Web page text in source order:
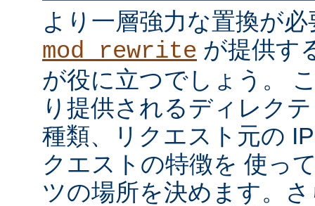
より一層強力な置換が
mod_rewrite が提供す
が役に立つでしょう。
り提供されるディレク
種類、リクエスト元の
クエストの特徴を 使っ
ツの場所を決めます。